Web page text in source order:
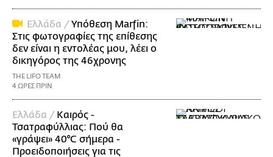
Ελλάδα /Υπόθεση Marfin:
Στις φωτογραφίες της επίθεσης
δεν είναι η εντολέας μου, λέει ο
δικηγόρος της 46χρονης
THE LIFO TEAM
4 ΩΡΕΣ ΠΡΙΝ
Ελλάδα / Καιρός -
Τσατραφύλλιας: Πού θα
«γράψει» 40°C σήμερα -
Προειδοποιήσεις για τις